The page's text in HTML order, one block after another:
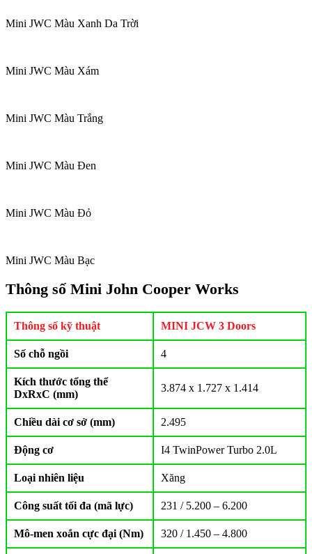
Mini JWC Màu Xanh Da Trời
Mini JWC Màu Xám
Mini JWC Màu Trắng
Mini JWC Màu Đen
Mini JWC Màu Đỏ
Mini JWC Màu Bạc
Thông số Mini John Cooper Works
Thông số kỹ thuật MINI JCW 3 Doors
Số chỗ ngồi 4
Kích thước tổng thể
DxRxC (mm)
3.874 x 1.727 x 1.414
Chiều dài cơ sở (mm) 2.495
Động cơ I4 TwinPower Turbo 2.0L
Loại nhiên liệu Xăng
Công suất tối đa (mã lực) 231 / 5.200 – 6.200
Mô-men xoắn cực đại (Nm) 320 / 1.450 – 4.800